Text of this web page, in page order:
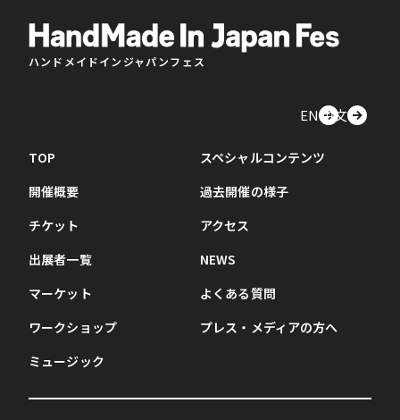
ハンドメイドインジャパンフェス
EN中文
TOP
開催概要
チケット
出展者一覧
マーケット
ワークショップ
ミュージック
スペシャルコンテンツ
過去開催の様子
アクセス
NEWS
よくある質問
プレス・メディアの方へ